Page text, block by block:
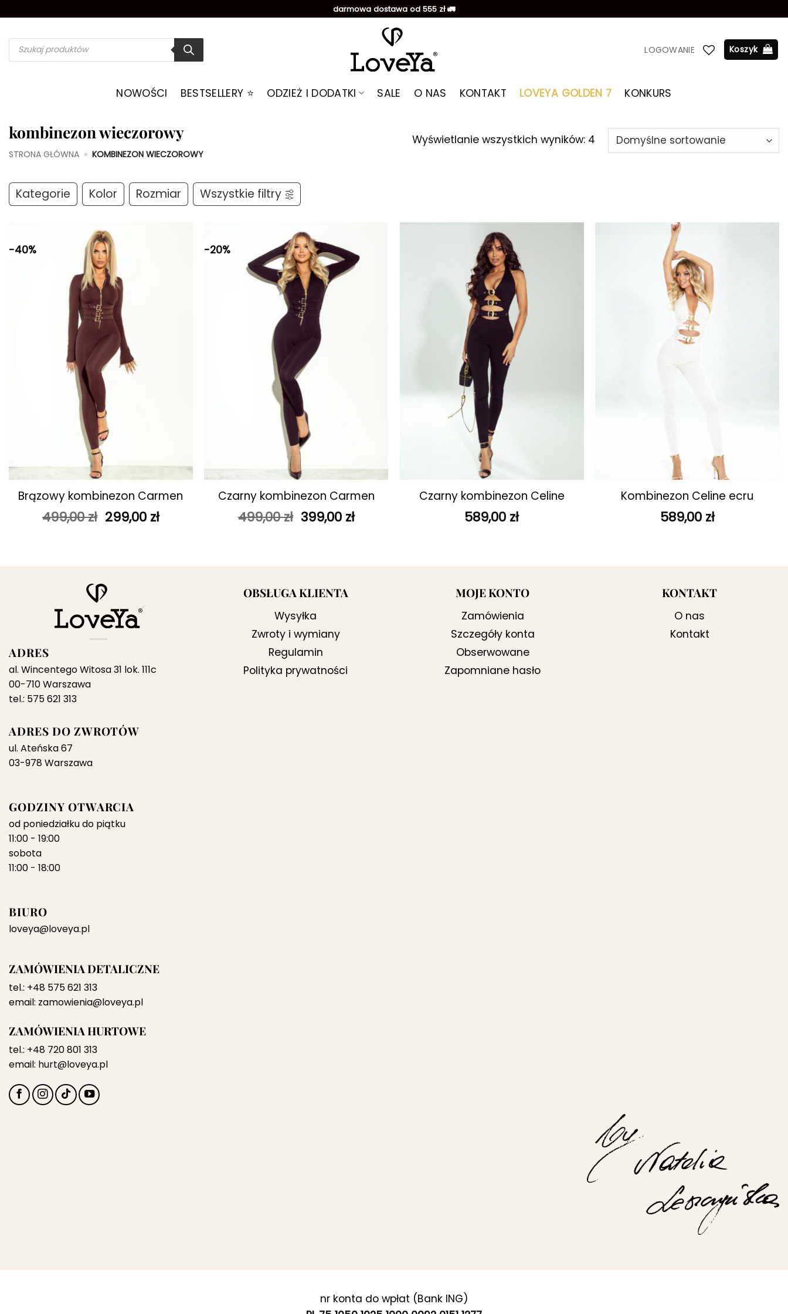
zawartości
darmowa dostawa od 555 zł 🚛
Wyszukiwarka
produktów LOGOWANIE Koszyk
NOWOŚCI BESTSELLERY ⭐️ ODZIEŻ I DODATKI SALE O NAS KONTAKT LOVEYA GOLDEN 7 KONKURS
kombinezon wieczorowy
STRONA GŁÓWNA » KOMBINEZON WIECZOROWY
Wyświetlanie wszystkich wyników: 4
Kategorie Kolor Rozmiar Wszystkie filtry
-40%
+
Brązowy kombinezon Carmen
499,00zł Pierwotna
cena
299,00 złAktualna
-20%
Dodaj do
ulubionych
+
Czarny kombinezon Carmen
499,00zł Pierwotna
cena
399,00 złAktualna
Czarny kombinezon Celine
589,00 zł
Kombinezon Celine ecru
589,00 zł
ADRES
al. Wincentego Witosa 31 lok. 111c
00-710 Warszawa
tel.: 575 621 313
ADRES DO ZWROTÓW
ul. Ateńska 67
03-978 Warszawa
GODZINY OTWARCIA
od poniedziałku do piątku
11:00 - 19:00
sobota
11:00 - 18:00
BIURO
loveya@loveya.pl
ZAMÓWIENIA DETALICZNE
tel.: +48 575 621 313
email: zamowienia@loveya.pl
ZAMÓWIENIA HURTOWE
tel.: +48 720 801 313
email: hurt@loveya.pl
OBSŁUGA KLIENTA
Wysyłka
Zwroty i wymiany
Regulamin
Polityka prywatności
MOJE KONTO
Zamówienia
Szczegóły konta
Obserwowane
Zapomniane hasło
KONTAKT
O nas
Kontakt
nr konta do wpłat (Bank ING)